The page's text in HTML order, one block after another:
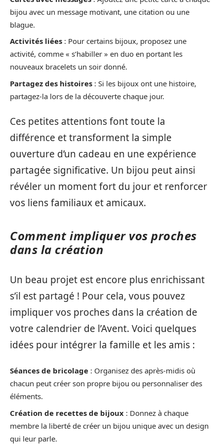
bijou avec un message motivant, une citation ou une
blague.
Activités liées : Pour certains bijoux, proposez une
activité, comme « s’habiller » en duo en portant les
nouveaux bracelets un soir donné.
Partagez des histoires : Si les bijoux ont une histoire,
partagez-la lors de la découverte chaque jour.
Ces petites attentions font toute la
différence et transforment la simple
ouverture d’un cadeau en une expérience
partagée significative. Un bijou peut ainsi
révéler un moment fort du jour et renforcer
vos liens familiaux et amicaux.
Comment impliquer vos proches
dans la création
Un beau projet est encore plus enrichissant
s’il est partagé ! Pour cela, vous pouvez
impliquer vos proches dans la création de
votre calendrier de l’Avent. Voici quelques
idées pour intégrer la famille et les amis :
Séances de bricolage : Organisez des après-midis où
chacun peut créer son propre bijou ou personnaliser des
éléments.
Création de recettes de bijoux : Donnez à chaque
membre la liberté de créer un bijou unique avec un design
qui leur parle.